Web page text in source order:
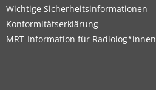
Wichtige Sicherheitsinformationen
Konformitätserklärung
MRT-Information für Radiolog*innen